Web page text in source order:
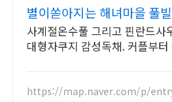
별이쏟아지는 해녀마을 풀
세라핌도 다녀간 감성풀빌라
사계절온수풀 그리고 핀란드사
대형자쿠지 감성독채. 커플부터
길 속에서느끼는 온전한휴식
https://map.naver.com/p/